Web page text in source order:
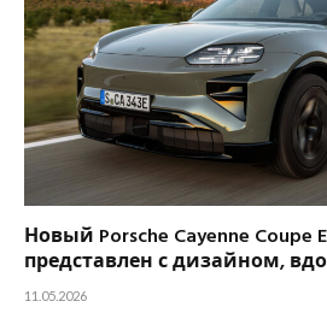
Новый Porsche Cayenne Coupe
представлен с дизайном,
11.05.2026